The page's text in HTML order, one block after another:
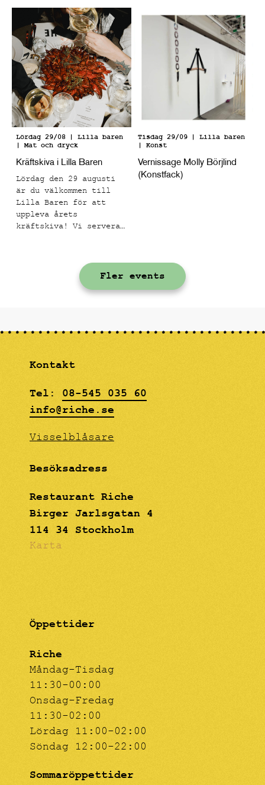
känns både bekanta och
känslomässigt laddade.
kornighet. Efter att
grunden är satt
appliceras de
kroppsliga formerna som
för tankarna till
klassiskt måleri och
teckning, men i
kontrast mot den här
grova ytan. Paola har
fördjupat sig i
färglära och nyanser
som ska påminna om
oljemåleri, men helt
utfört i akryl,
effekten blir en
Lördag 29/08 | Lilla baren
| Mat och dryck
Kräftskiva i Lilla Baren
Lördag den 29 augusti
är du välkommen till
Lilla Baren för att
uppleva årets
kräftskiva! Vi serverar
gräddstekta kantareller
på toast, svenska
signalkräftor med
klassiska tillbehör och
Tisdag 29/09 | Lilla baren
| Konst
Vernissage Molly Börjlind
(Konstfack)
Fler events
Öppettider
Riche
Måndag-Tisdag
11:30-00:00
Onsdag-Fredag
11:30-02:00
Lördag 11:00-02:00
Söndag 12:00-22:00
Sommaröppettider
Kontakt
Tel: 08-545 035 60
info@riche.se
Visselblåsare
Besöksadress
Restaurant Riche
Birger Jarlsgatan 4
114 34 Stockholm
Karta